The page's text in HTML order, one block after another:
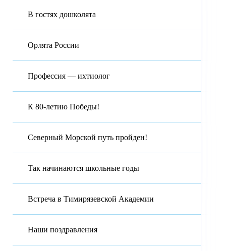
В гостях дошколята
Орлята России
Профессия — ихтиолог
К 80-летию Победы!
Северный Морской путь пройден!
Так начинаются школьные годы
Встреча в Тимирязевской Академии
Наши поздравления